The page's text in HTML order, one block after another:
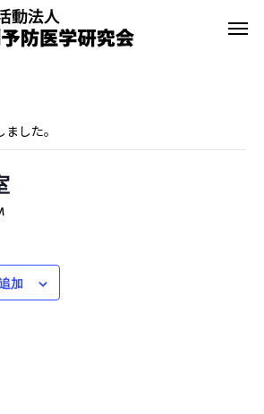
防教室
した。
加